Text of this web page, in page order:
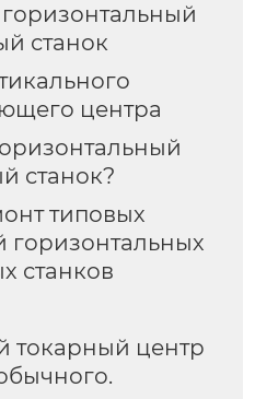
станок
центра
станок?
типовых
горизонтальных
станков
токарный центр